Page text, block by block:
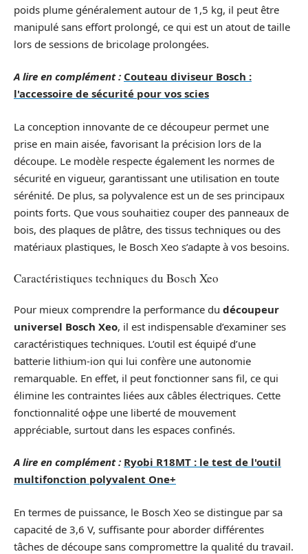
poids plume généralement autour de 1,5 kg, il peut être
manipulé sans effort prolongé, ce qui est un atout de taille
lors de sessions de bricolage prolongées.
A lire en complément : Couteau diviseur Bosch :
l'accessoire de sécurité pour vos scies
La conception innovante de ce découpeur permet une
prise en main aisée, favorisant la précision lors de la
découpe. Le modèle respecte également les normes de
sécurité en vigueur, garantissant une utilisation en toute
sérénité. De plus, sa polyvalence est un de ses principaux
points forts. Que vous souhaitiez couper des panneaux de
bois, des plaques de plâtre, des tissus techniques ou des
matériaux plastiques, le Bosch Xeo s’adapte à vos besoins.
Caractéristiques techniques du Bosch Xeo
Pour mieux comprendre la performance du découpeur
universel Bosch Xeo, il est indispensable d’examiner ses
caractéristiques techniques. L’outil est équipé d’une
batterie lithium-ion qui lui confère une autonomie
remarquable. En effet, il peut fonctionner sans fil, ce qui
élimine les contraintes liées aux câbles électriques. Cette
fonctionnalité офре une liberté de mouvement
appréciable, surtout dans les espaces confinés.
A lire en complément : Ryobi R18MT : le test de l'outil
multifonction polyvalent One+
En termes de puissance, le Bosch Xeo se distingue par sa
capacité de 3,6 V, suffisante pour aborder différentes
tâches de découpe sans compromettre la qualité du travail.